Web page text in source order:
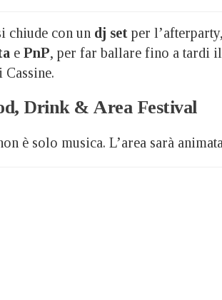
chiude con un dj setper
e PnP, per far ballare fino a tardi
Drink & Area Festival
è solo musica. L’area sarà